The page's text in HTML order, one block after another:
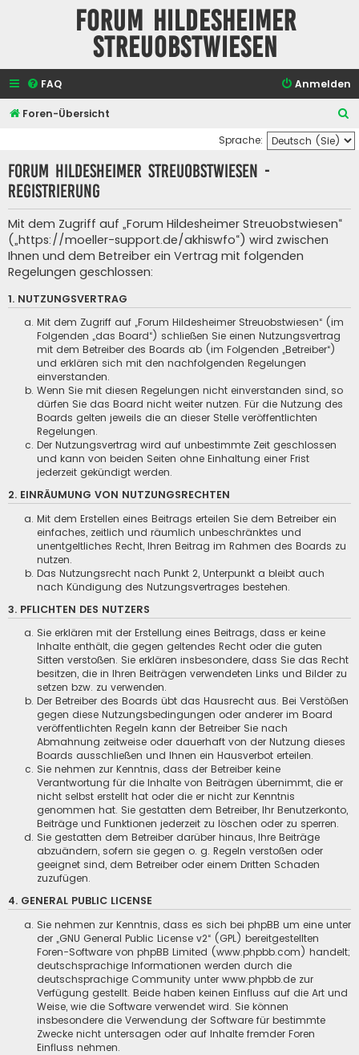
Forum Hildesheimer
Streuobstwiesen
FAQ Anmelden
Foren-Übersicht
u
c
Sprache:
Forum Hildesheimer Streuobstwiesen -
Registrierung
Mit dem Zugriff auf „Forum Hildesheimer Streuobstwiesen“
(„https://moeller-support.de/akhiswfo“) wird zwischen
Ihnen und dem Betreiber ein Vertrag mit folgenden
Regelungen geschlossen:
1. NUTZUNGSVERTRAG
Mit dem Zugriff auf „Forum Hildesheimer Streuobstwiesen“ (im
Folgenden „das Board“) schließen Sie einen Nutzungsvertrag
mit dem Betreiber des Boards ab (im Folgenden „Betreiber“)
und erklären sich mit den nachfolgenden Regelungen
einverstanden.
Wenn Sie mit diesen Regelungen nicht einverstanden sind, so
dürfen Sie das Board nicht weiter nutzen. Für die Nutzung des
Boards gelten jeweils die an dieser Stelle veröffentlichten
Regelungen.
Der Nutzungsvertrag wird auf unbestimmte Zeit geschlossen
und kann von beiden Seiten ohne Einhaltung einer Frist
jederzeit gekündigt werden.
2. EINRÄUMUNG VON NUTZUNGSRECHTEN
Mit dem Erstellen eines Beitrags erteilen Sie dem Betreiber ein
einfaches, zeitlich und räumlich unbeschränktes und
unentgeltliches Recht, Ihren Beitrag im Rahmen des Boards zu
nutzen.
Das Nutzungsrecht nach Punkt 2, Unterpunkt a bleibt auch
nach Kündigung des Nutzungsvertrages bestehen.
3. PFLICHTEN DES NUTZERS
Sie erklären mit der Erstellung eines Beitrags, dass er keine
Inhalte enthält, die gegen geltendes Recht oder die guten
Sitten verstoßen. Sie erklären insbesondere, dass Sie das Recht
besitzen, die in Ihren Beiträgen verwendeten Links und Bilder zu
setzen bzw. zu verwenden.
Der Betreiber des Boards übt das Hausrecht aus. Bei Verstößen
gegen diese Nutzungsbedingungen oder anderer im Board
veröffentlichten Regeln kann der Betreiber Sie nach
Abmahnung zeitweise oder dauerhaft von der Nutzung dieses
Boards ausschließen und Ihnen ein Hausverbot erteilen.
Sie nehmen zur Kenntnis, dass der Betreiber keine
Verantwortung für die Inhalte von Beiträgen übernimmt, die er
nicht selbst erstellt hat oder die er nicht zur Kenntnis
genommen hat. Sie gestatten dem Betreiber, Ihr Benutzerkonto,
Beiträge und Funktionen jederzeit zu löschen oder zu sperren.
Sie gestatten dem Betreiber darüber hinaus, Ihre Beiträge
abzuändern, sofern sie gegen o. g. Regeln verstoßen oder
geeignet sind, dem Betreiber oder einem Dritten Schaden
zuzufügen.
4. GENERAL PUBLIC LICENSE
Sie nehmen zur Kenntnis, dass es sich bei phpBB um eine unter
der „GNU General Public License v2“ (GPL) bereitgestellten
Foren-Software von phpBB Limited (www.phpbb.com) handelt;
deutschsprachige Informationen werden durch die
deutschsprachige Community unter www.phpbb.de zur
Verfügung gestellt. Beide haben keinen Einfluss auf die Art und
Weise, wie die Software verwendet wird. Sie können
insbesondere die Verwendung der Software für bestimmte
Zwecke nicht untersagen oder auf Inhalte fremder Foren
Einfluss nehmen.